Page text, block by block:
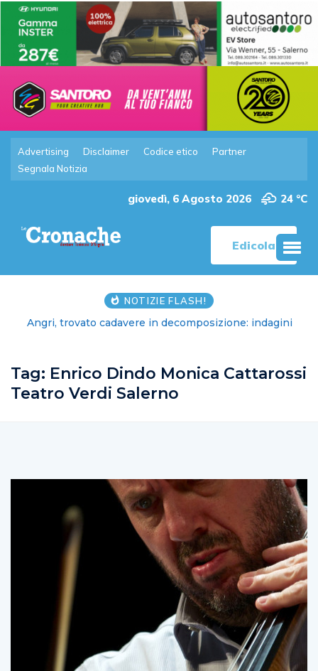
Advertising Disclaimer Codice etico
Partner
Segnala Notizia
giovedì, 6 Agosto 2026 24 °C
Edicola
NOTIZIE FLASH!
Angri, trovato cadavere in decomposizione: indagini
Tag:Enrico Dindo Monica Cattarossi